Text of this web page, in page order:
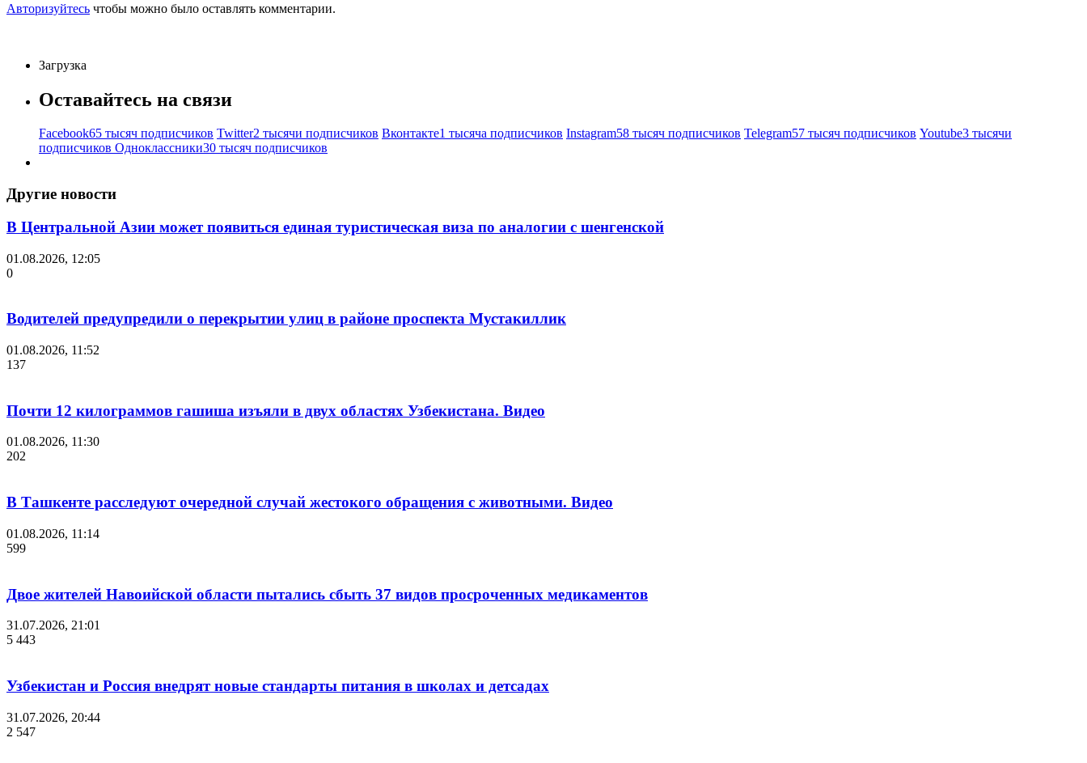
Авторизуйтесь чтобы можно было оставлять комментарии.
Загрузка
Оставайтесь на связи
Facebook65 тысяч подписчиков Twitter2 тысячи подписчиков Вконтакте1 тысяча подписчиков Instagram58 тысяч подписчиков Telegram57 тысяч подписчиков Youtube3 тысячи
подписчиков Одноклассники30 тысяч подписчиков
Другие новости
В Центральной Азии может появиться единая туристическая виза по аналогии с шенгенской
01.08.2026, 12:05
0
Водителей предупредили о перекрытии улиц в районе проспекта Мустакиллик
01.08.2026, 11:52
137
Почти 12 килограммов гашиша изъяли в двух областях Узбекистана. Видео
01.08.2026, 11:30
202
В Ташкенте расследуют очередной случай жестокого обращения с животными. Видео
01.08.2026, 11:14
599
Двое жителей Навоийской области пытались сбыть 37 видов просроченных медикаментов
31.07.2026, 21:01
5 443
Узбекистан и Россия внедрят новые стандарты питания в школах и детсадах
31.07.2026, 20:44
2 547